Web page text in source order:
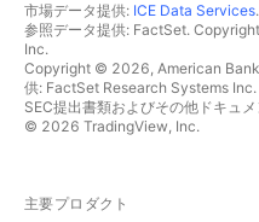
市場データ提供: ICE Data Services.
参照データ提供: FactSet.
Inc.
Copyright © 2026, American
供: FactSet Research Systems
SEC提出書類およびその他ドキュ
© 2026 TradingView, Inc.
主要プロダクト